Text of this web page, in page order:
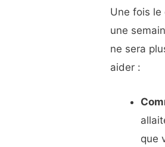
Une fois
une
ne sera
aider :
que